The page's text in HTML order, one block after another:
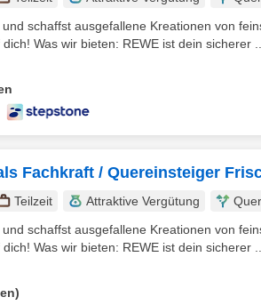
und schaffst ausgefallene Kreationen von
Was wir bieten: REWE ist dein sicherer ...
Fachkraft / Quereinsteiger
Teilzeit Attraktive Vergütung
und schaffst ausgefallene Kreationen von
Was wir bieten: REWE ist dein sicherer ...